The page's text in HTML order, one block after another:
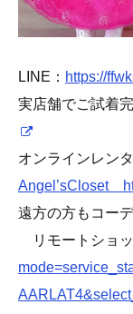
LINE： https://
実店舗でご試着
オンラインレン
Angel’sCloset
遠方の方もコー
リモートショッ